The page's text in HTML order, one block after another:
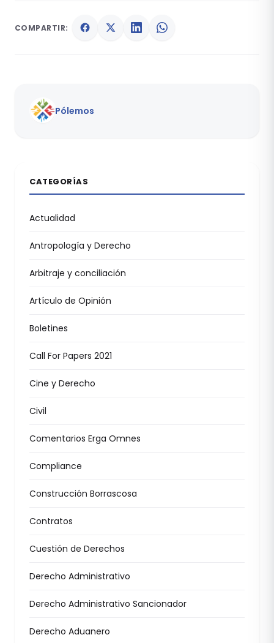
COMPARTIR:
Pólemos
CATEGORÍAS
Actualidad
Antropología y Derecho
Arbitraje y conciliación
Artículo de Opinión
Boletines
Call For Papers 2021
Cine y Derecho
Civil
Comentarios Erga Omnes
Compliance
Construcción Borrascosa
Contratos
Cuestión de Derechos
Derecho Administrativo
Derecho Administrativo Sancionador
Derecho Aduanero